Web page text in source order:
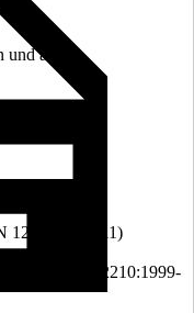
und außen
12208:1999-11)
nach EN 12210:1999-